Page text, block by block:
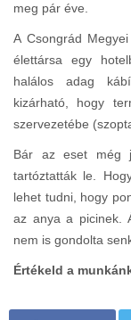
meg pár éve.
A Csongrád
élettársa egy
halálos adag
kizárható, hogy
szervezetébe
Bár az eset még
tartóztatták le.
lehet tudni, hogy
az anya a picinek.
nem is gondolta
Értékeld a